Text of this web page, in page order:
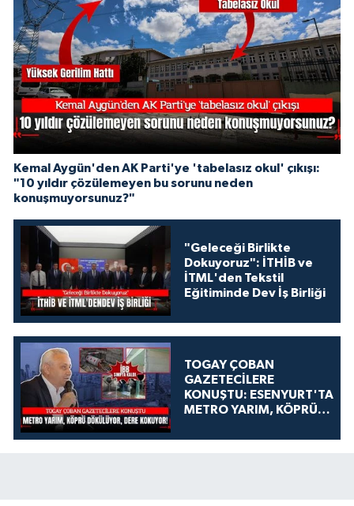
Kemal Aygün'den AK Parti'ye 'tabelasız okul' çıkışı:
"10 yıldır çözülemeyen bu sorunu neden
konuşmuyorsunuz?"
"Geleceği Birlikte
Dokuyoruz": İTHİB ve
İTML'den Tekstil
Eğitiminde Dev İş Birliği
TOGAY ÇOBAN
GAZETECİLERE
KONUŞTU: ESENYURT'TA
METRO YARIM, KÖPRÜ
KOKUYOR!